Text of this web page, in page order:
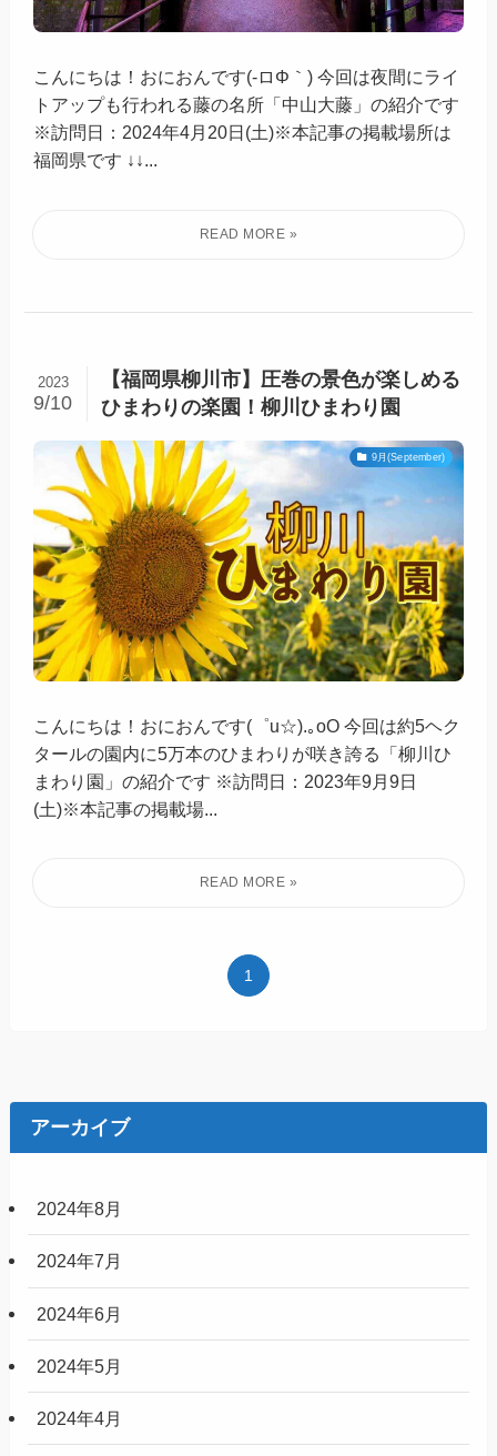
こんにちは！おにおんです(-ロΦ｀) 今回は夜間にライ
トアップも行われる藤の名所「中山大藤」の紹介です
※訪問日：2024年4月20日(土)※本記事の掲載場所は
福岡県です ↓↓...
【福岡県柳川市】圧巻の景色が楽しめる
ひまわりの楽園！柳川ひまわり園
2023
9/10
9月(September)
こんにちは！おにおんです(゜u☆).｡oO 今回は約5ヘク
タールの園内に5万本のひまわりが咲き誇る「柳川ひ
まわり園」の紹介です ※訪問日：2023年9月9日
(土)※本記事の掲載場...
1
アーカイブ
2024年8月
2024年7月
2024年6月
2024年5月
2024年4月